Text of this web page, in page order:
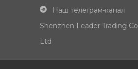
Наш телеграм-канал
Shenzhen Leader Trading
Ltd